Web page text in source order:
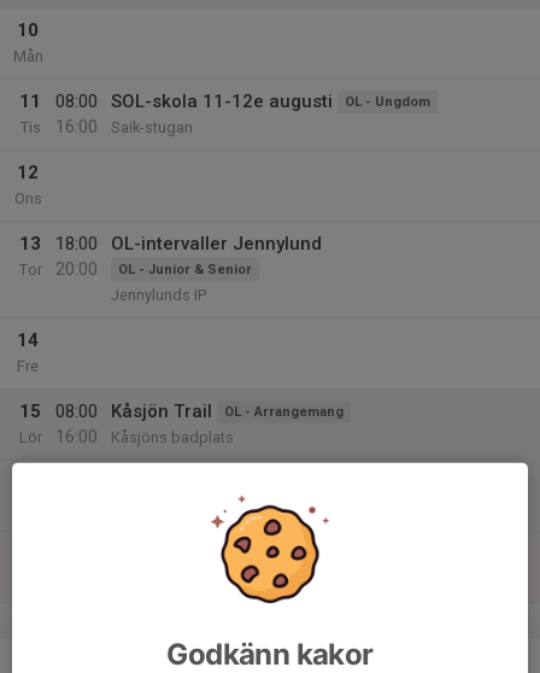
10
Mån
11
Tis
08:00
16:00
SOL-skola 11-12e augusti OL - Ungdom
Saik-stugan
12
Ons
13
Tor
18:00
20:00
OL-intervaller Jennylund
OL - Junior & Senior
Jennylunds IP
14
Fre
15
Lör
08:00
16:00
Kåsjön Trail OL - Arrangemang
Kåsjöns badplats
Godkänn kakor